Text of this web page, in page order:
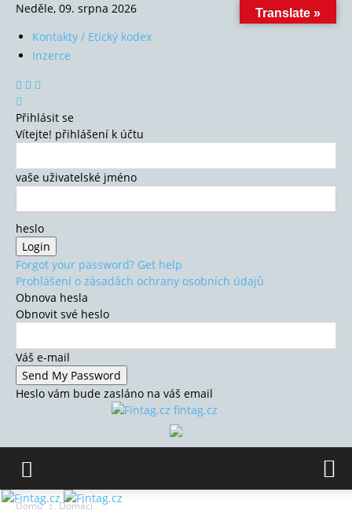
Neděle, 09. srpna 2026
Kontakty / Etický kodex
Inzerce
Přihlásit se
Vítejte! přihlášení k účtu
vaše uživatelské jméno
heslo
Forgot your password? Get help
Prohlášení o zásadách ochrany osobních údajů
Obnova hesla
Obnovit své heslo
Váš e-mail
Heslo vám bude zasláno na váš email
fintag.cz
Domů Domácí
Translate »